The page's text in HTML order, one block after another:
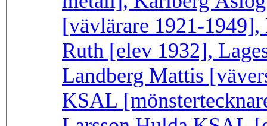
[vävlärare 1921-
Ruth [elev 1932],
Landberg Mattis
KSAL